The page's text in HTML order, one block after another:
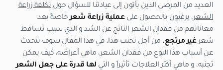
العديد من المرضى الذين يأتون إلى عيادتنا للسؤال حول تكلفة زراعة
الشعر، يرغبون بالحصول علىعملية زراعة شعرخاصةً بعد
معاناتهم من فقدان الشعر الناتج عن الشد و الذي سبب تساقط
شعرغير مرتجع. من أجل تجنب هذا، في هذا المقال سوف نتحدث
عن أسباب هذا النوع من فقدان الشعر، ماهي أعراضه، كيف يمكن
تجنبه، و ماهي أكثر العلاجات تأثيراً و التي لها قدرة على جعل الشعر